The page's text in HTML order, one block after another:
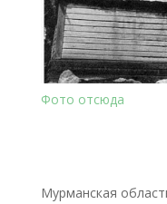
Фото отсюда
Мурманская